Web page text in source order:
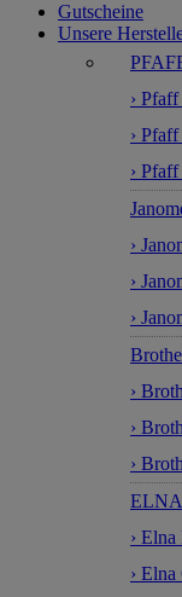
Gutscheine
Unsere
›
›
›
›
›
›
›
›
›
ELNA
›
›